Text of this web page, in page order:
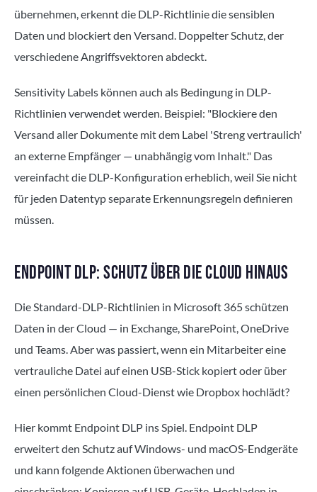
übernehmen, erkennt die DLP-Richtlinie die sensiblen
Daten und blockiert den Versand. Doppelter Schutz, der
verschiedene Angriffsvektoren abdeckt.
Sensitivity Labels können auch als Bedingung in DLP-
Richtlinien verwendet werden. Beispiel: "Blockiere den
Versand aller Dokumente mit dem Label 'Streng vertraulich'
an externe Empfänger — unabhängig vom Inhalt." Das
vereinfacht die DLP-Konfiguration erheblich, weil Sie nicht
für jeden Datentyp separate Erkennungsregeln definieren
müssen.
ENDPOINT DLP: SCHUTZ ÜBER DIE CLOUD HINAUS
Die Standard-DLP-Richtlinien in Microsoft 365 schützen
Daten in der Cloud — in Exchange, SharePoint, OneDrive
und Teams. Aber was passiert, wenn ein Mitarbeiter eine
vertrauliche Datei auf einen USB-Stick kopiert oder über
einen persönlichen Cloud-Dienst wie Dropbox hochlädt?
Hier kommt Endpoint DLP ins Spiel. Endpoint DLP
erweitert den Schutz auf Windows- und macOS-Endgeräte
und kann folgende Aktionen überwachen und